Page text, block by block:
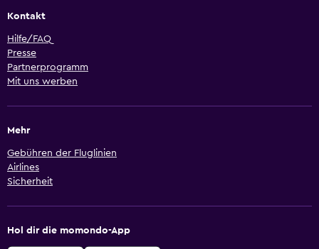
Kontakt
Hilfe/FAQ
Presse
Partnerprogramm
Mit uns werben
Mehr
Gebühren der Fluglinien
Airlines
Sicherheit
Hol dir die momondo-App